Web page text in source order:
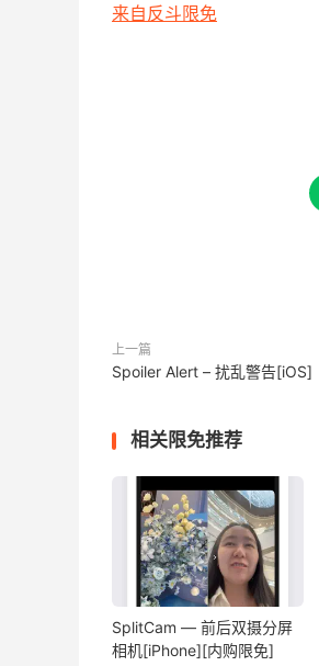
来自反斗限免
上一篇
Spoiler Alert – 扰乱警告[iOS]
相关限免推荐
SplitCam — 前后双摄分屏
相机[iPhone][内购限免]